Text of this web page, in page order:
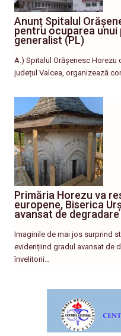
Anunț Spitalul
pentru ocuparea unui
generalist (PL)
A.) Spitalul Orășenesc Horezu
județul Valcea, organizează
Primăria Horezu va
europene, Biserica
avansat de degradare
Imaginile de mai jos surprind
evidențiind gradul avansat de
învelitorii…